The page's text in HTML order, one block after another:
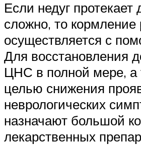
Если недуг протекает
сложно, то кормление
осуществляется с
Для восстановления
ЦНС в полной мере, а
целью снижения
неврологических
назначают большой
лекарственных